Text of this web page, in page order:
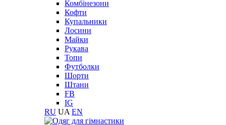
Комбінезони
Кофти
Купальники
Лосини
Майки
Рукава
Топи
Футболки
Шорти
Штани
FB
IG
RU UA EN